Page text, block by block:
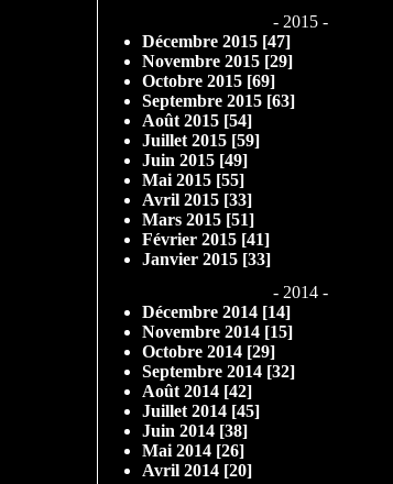
- 2015 -
Décembre 2015 [47]
Novembre 2015 [29]
Octobre 2015 [69]
Septembre 2015 [63]
Août 2015 [54]
Juillet 2015 [59]
Juin 2015 [49]
Mai 2015 [55]
Avril 2015 [33]
Mars 2015 [51]
Février 2015 [41]
Janvier 2015 [33]
- 2014 -
Décembre 2014 [14]
Novembre 2014 [15]
Octobre 2014 [29]
Septembre 2014 [32]
Août 2014 [42]
Juillet 2014 [45]
Juin 2014 [38]
Mai 2014 [26]
Avril 2014 [20]